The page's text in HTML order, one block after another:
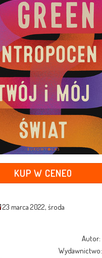
KUP W CENEO
23 marca 2022, środa
Autor:
Wydawnictwo: